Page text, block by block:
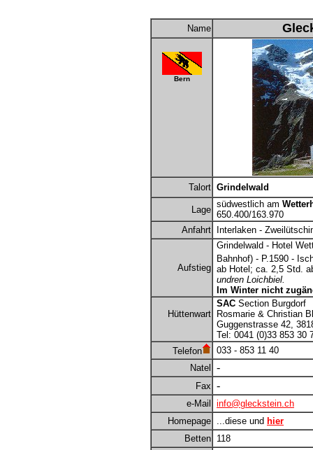
Name
Bern
Talort Grindelwald
Lage
südwestlich am
650.400/163.970
Anfahrt
Interlaken -
Aufstieg
Grindelwald - Hotel
Bahnhof) - P.1590 -
ab Hotel; ca. 2,5 Std.
undren Loichbiel.
Im Winter nicht
Hüttenwart
SAC Section Burgdorf
Rosmarie & Christian
Guggenstrasse 42,
Tel: 0041 (0)33 853 30
Telefon
033 - 853 11 40
Natel
-
Fax -
e-Mail
info@gleckstein.ch
Homepage ...diese und hier
Betten 118